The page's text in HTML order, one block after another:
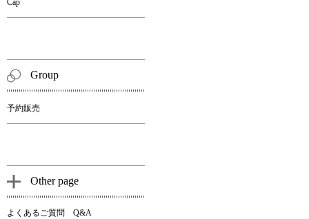
Group
予約販売
Other page
よくあるご質問 Q&A